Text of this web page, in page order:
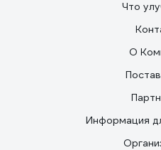
Что
О
Информация